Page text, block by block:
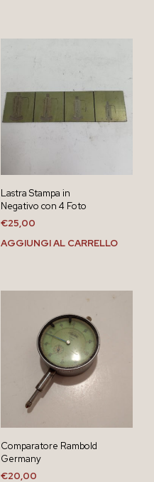
Lastra Stampa in
Negativo con 4 Foto
€25,00
AGGIUNGI AL CARRELLO
Comparatore Rambold
Germany
€20,00